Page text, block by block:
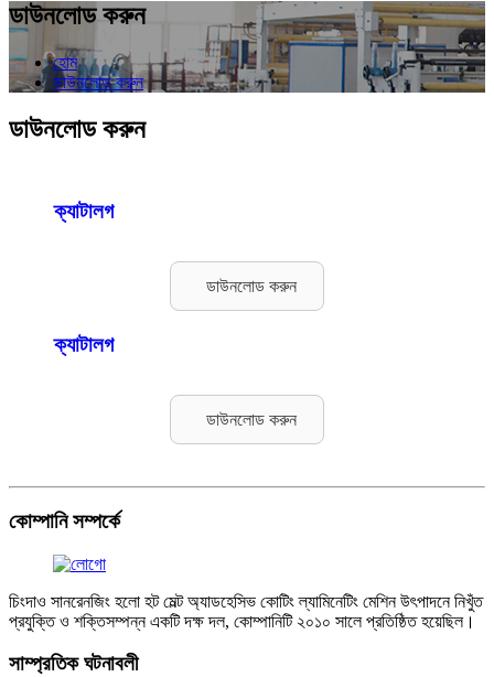
ডাউনলোড করুন
হোম
ডাউনলোড করুন
ডাউনলোড করুন
ক্যাটালগ
ডাউনলোড করুন
ক্যাটালগ
ডাউনলোড করুন
কোম্পানি সম্পর্কে
চিংদাও সানরেনজিং হলো হট মেল্ট অ্যাডহেসিভ কোটিং ল্যামিনেটিং মেশিন উৎপাদনে নিখুঁত
প্রযুক্তি ও শক্তিসম্পন্ন একটি দক্ষ দল, কোম্পানিটি ২০১০ সালে প্রতিষ্ঠিত হয়েছিল।
সাম্প্রতিক ঘটনাবলী